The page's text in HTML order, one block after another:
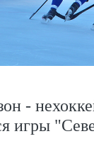
-
игры